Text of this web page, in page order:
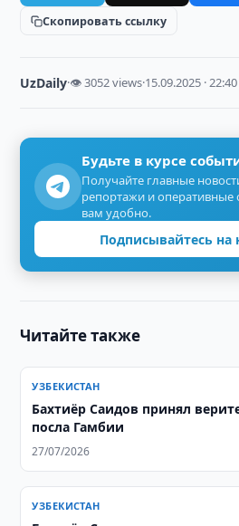
Скопировать ссылку
UzDaily·👁 3052 views·15.09.2025 · 22:40
Будьте в курсе
Получайте главные
репортажи и оперативные
вам удобно.
Подписывайтесь на
Читайте также
УЗБЕКИСТАН
Бахтиёр Саидов принял
посла Гамбии
27/07/2026
УЗБЕКИСТАН